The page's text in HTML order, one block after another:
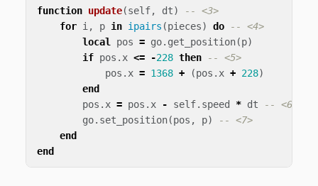
function update(self, dt)
-- <3>
for i, p in ipairs (pieces) do
-- <4>
local pos = go. get_position(p)
if pos .x <= -228 then
-- <5>
pos .x = 1368 + (pos .x + 228)
end
pos .x = pos .x - self. speed * dt
-- <6>
go. set_position(pos , p)
-- <7>
end
end